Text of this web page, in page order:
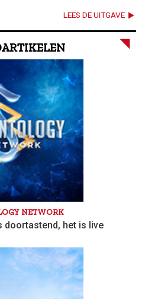
LEES DE UITGAVE
NETWORK
door­tastend, het is live